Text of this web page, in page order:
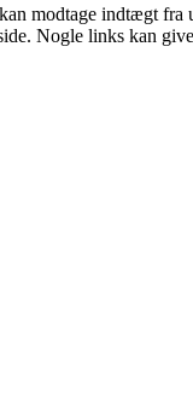
modtage indtægt fra
Nogle links kan